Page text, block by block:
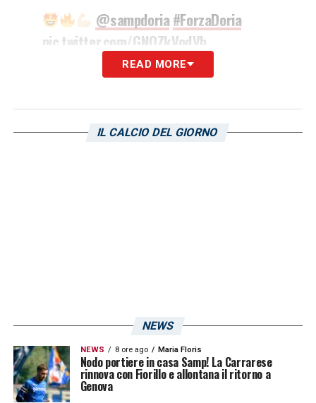
@sampdoria#ForzaDoria
pic.twitter.com/GNOZkVodVb
— Ana Lucía Martínez
(@AnaluMartinz20)August 23, 2021
READ MORE
IL CALCIO DEL GIORNO
NEWS
NEWS 8 ore ago Maria Floris
Nodo portiere in casa Samp! La Carrarese
rinnova con Fiorillo e allontana il ritorno a
Genova